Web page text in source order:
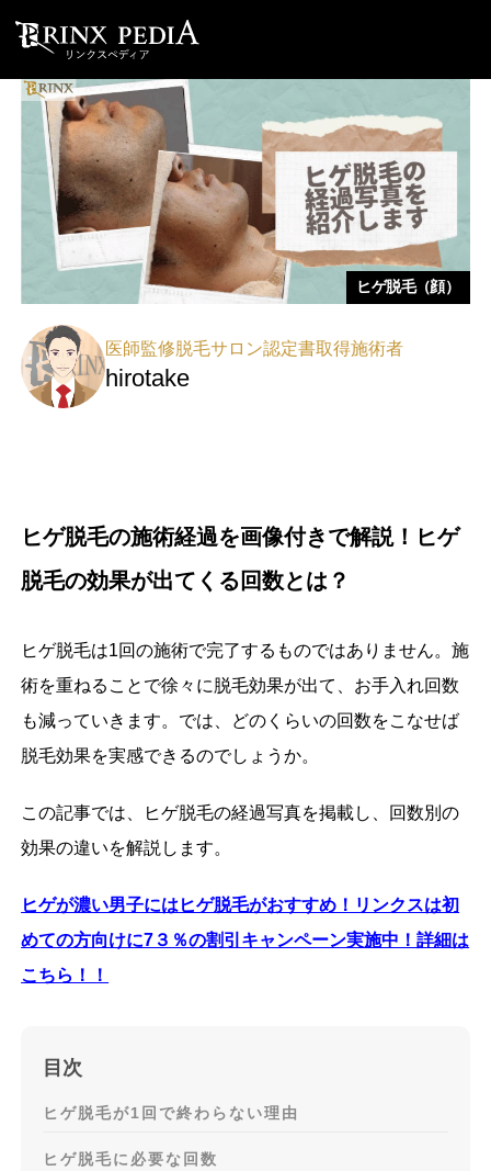
ヒゲ脱毛（顔）
医師監修脱毛サロン認定書取得施術者
hirotake
ヒゲ脱毛の施術経過を画像付きで解説！ヒゲ
脱毛の効果が出てくる回数とは？
ヒゲ脱毛は1回の施術で完了するものではありません。施
術を重ねることで徐々に脱毛効果が出て、お手入れ回数
も減っていきます。では、どのくらいの回数をこなせば
脱毛効果を実感できるのでしょうか。
この記事では、ヒゲ脱毛の経過写真を掲載し、回数別の
効果の違いを解説します。
ヒゲが濃い男子にはヒゲ脱毛がおすすめ！リンクスは初
めての方向けに7３％の割引キャンペーン実施中！詳細は
こちら！！
目次
ヒゲ脱毛が1回で終わらない理由
ヒゲ脱毛に必要な回数